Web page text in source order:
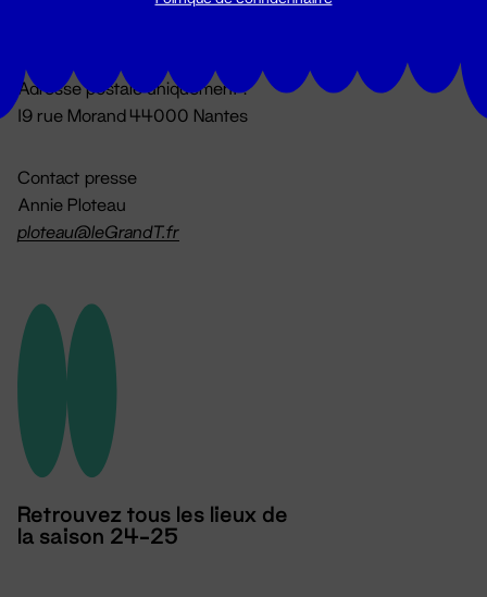
Du lundi au vendredi 14h → 18h
Adresse postale uniquement :
19 rue Morand 44000 Nantes
Contact presse
Annie Ploteau
ploteau@leGrandT.fr
Retrouvez tous les lieux de
la saison 24-25